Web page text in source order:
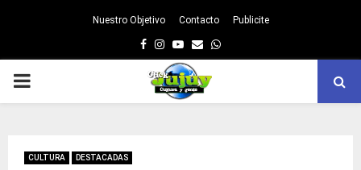
Nuestro Objetivo Contacto Publicite
Facebook
Instagram
Youtube
EmailWhatsapp
PRIMARY
CULTURA DESTACADAS